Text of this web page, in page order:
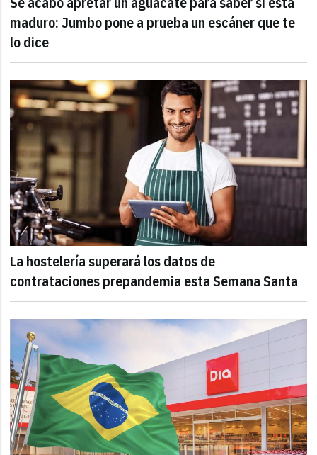
maduro: Jumbo pone a prueba un escáner que te
lo dice
La hostelería superará los datos de
contrataciones prepandemia esta Semana Santa